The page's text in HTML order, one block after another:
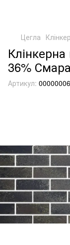
Цегла
36%
Артикул: